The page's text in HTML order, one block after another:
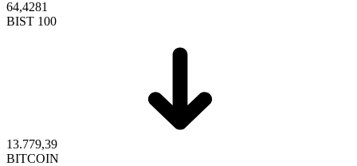
64,4281
BIST 100
13.779,39
BITCOIN